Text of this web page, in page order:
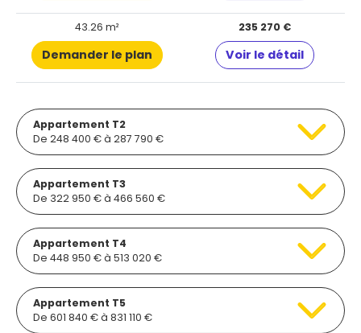
43.26 m² 235 270 €
Demander le plan Voir le détail
Appartement T2
De 248 400 € à 287 790 €
Appartement T3
De 322 950 € à 466 560 €
Appartement T4
De 448 950 € à 513 020 €
Appartement T5
De 601 840 € à 831 110 €